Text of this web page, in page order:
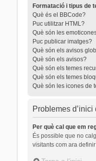
Formatació i tipus de
Què és el BBCode?
Puc utilitzar HTML?
Què són les
Puc publicar imatges?
Què són els avisos
Què són els avisos?
Què són els temes
Què són els temes
Què són les icones de
Problemes
Per què cal que em
És possible que no
visitants com ara